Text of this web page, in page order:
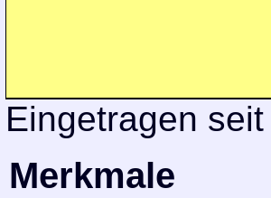
Eingetragen
Merkmale